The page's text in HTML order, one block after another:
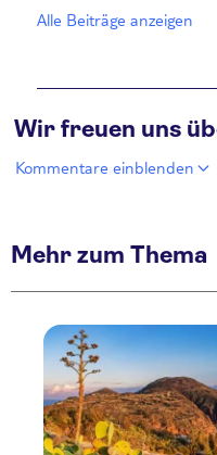
Alle Beiträge anzeigen
Wir freuen uns
Kommentare einblenden
Mehr zum Thema